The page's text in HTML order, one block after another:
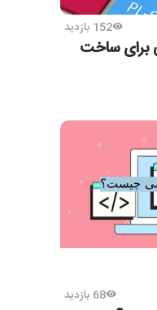
152 بازدید
برای ساخت
68 بازدید